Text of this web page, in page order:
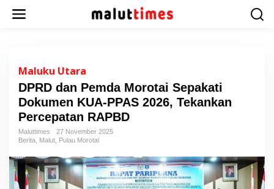
Maluku Utara
DPRD dan Pemda Morotai Sepakati
Dokumen KUA-PPAS 2026, Tekankan
Percepatan RAPBD
Maluttimes
27 November 2025
Berita Malut Pulau Morotai